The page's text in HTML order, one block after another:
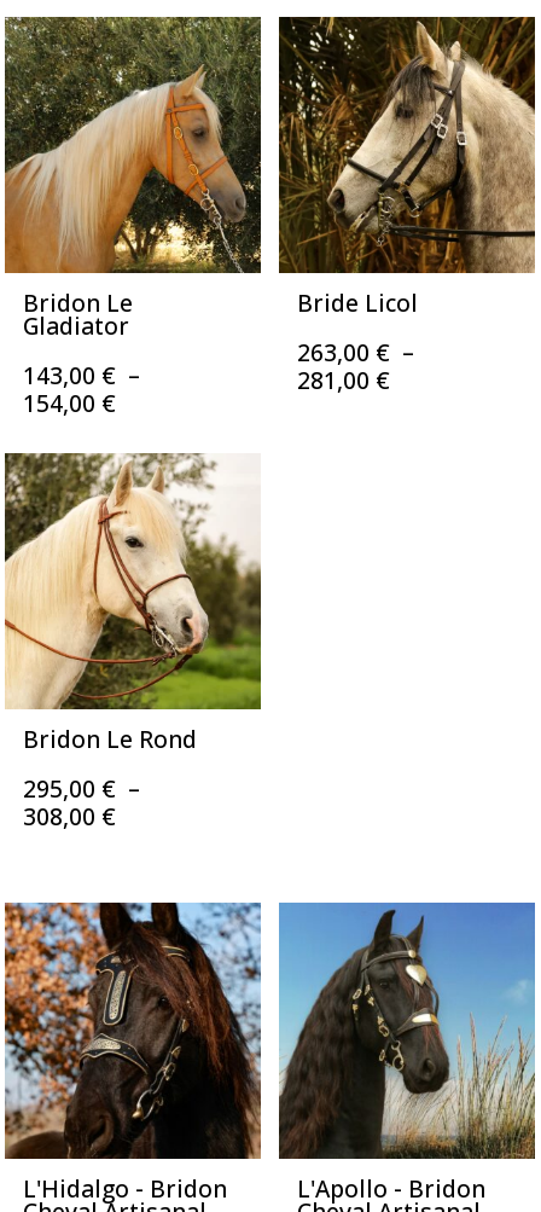
prix :
350,00 €
à
390,00 €
prix :
239,00 €
à
259,00 €
Bridon Le
Gladiator
143,00 € –
154,00 €Plage
prix :
143,00 €
à
154,00 €
Bride Licol
263,00 € –
281,00 €Plage
Bridon Le Rond
295,00 € –
308,00 €Plage
295,00 €
à
308,00 €
L'Hidalgo - Bridon L'Apollo - Bridon